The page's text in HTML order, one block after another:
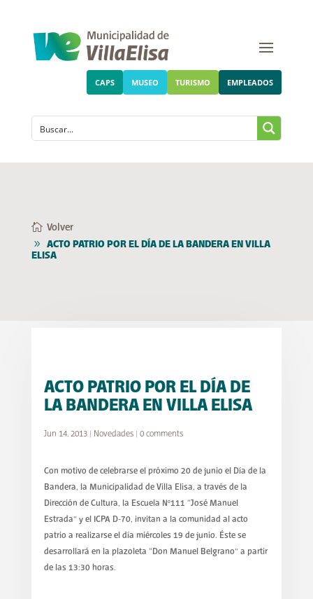
CAPS MUSEO TURISMO EMPLEADOS
Volver
ACTO PATRIO POR EL DÍA DE LA BANDERA EN VILLA
ELISA
ACTO PATRIO POR EL DÍA DE
LA BANDERA EN VILLA ELISA
Jun 14, 2013| Novedades| 0 comments
Con motivo de celebrarse el próximo 20 de junio el Día de la
Bandera, la Municipalidad de Villa Elisa, a través de la
Dirección de Cultura, la Escuela Nº111 “José Manuel
Estrada” y el ICPA D-70, invitan a la comunidad al acto
patrio a realizarse el día miércoles 19 de junio. Éste se
desarrollará en la plazoleta “Don Manuel Belgrano” a partir
de las 13:30 horas.